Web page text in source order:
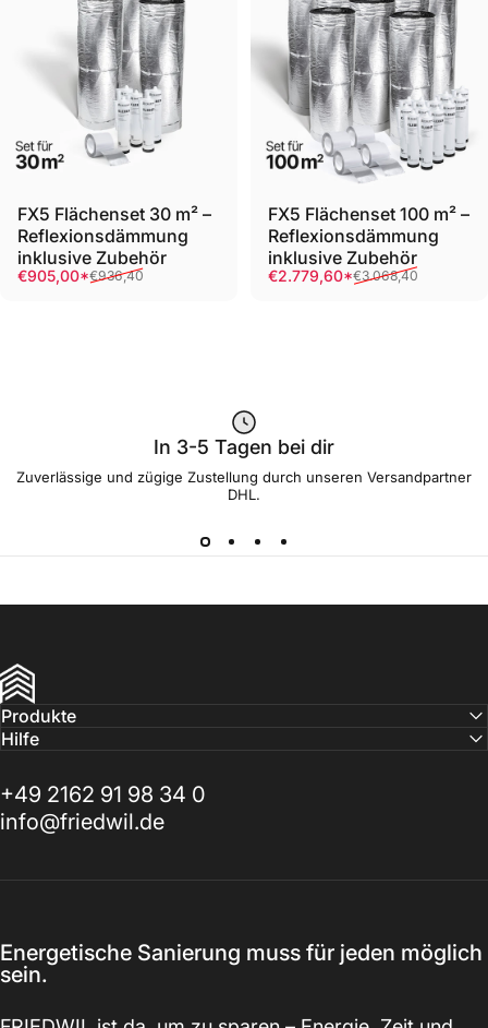
FX5 Flächenset 30 m² –
Reflexionsdämmung
inklusive Zubehör
Verkaufspreis
€905,00*
Normaler Preis
€936,40
FX5 Flächenset 100 m² –
Reflexionsdämmung
inklusive Zubehör
Verkaufspreis
€2.779,60*
Normaler Preis
€3.068,40
In 3-5 Tagen bei dir
Zuverlässige und zügige Zustellung durch unseren Versandpartner
DHL.
FRIEDWIL
Produkte
Hilfe
+49 2162 91 98 34 0
info@friedwil.de
Energetische Sanierung muss für jeden möglich
sein.